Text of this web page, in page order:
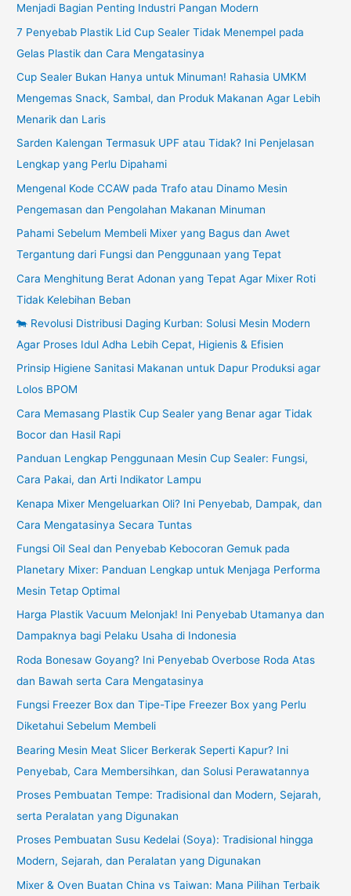
Menjadi Bagian Penting Industri Pangan Modern
7 Penyebab Plastik Lid Cup Sealer Tidak Menempel pada
Gelas Plastik dan Cara Mengatasinya
Cup Sealer Bukan Hanya untuk Minuman! Rahasia UMKM
Mengemas Snack, Sambal, dan Produk Makanan Agar Lebih
Menarik dan Laris
Sarden Kalengan Termasuk UPF atau Tidak? Ini Penjelasan
Lengkap yang Perlu Dipahami
Mengenal Kode CCAW pada Trafo atau Dinamo Mesin
Pengemasan dan Pengolahan Makanan Minuman
Pahami Sebelum Membeli Mixer yang Bagus dan Awet
Tergantung dari Fungsi dan Penggunaan yang Tepat
Cara Menghitung Berat Adonan yang Tepat Agar Mixer Roti
Tidak Kelebihan Beban
🐄 Revolusi Distribusi Daging Kurban: Solusi Mesin Modern
Agar Proses Idul Adha Lebih Cepat, Higienis & Efisien
Prinsip Higiene Sanitasi Makanan untuk Dapur Produksi agar
Lolos BPOM
Cara Memasang Plastik Cup Sealer yang Benar agar Tidak
Bocor dan Hasil Rapi
Panduan Lengkap Penggunaan Mesin Cup Sealer: Fungsi,
Cara Pakai, dan Arti Indikator Lampu
Kenapa Mixer Mengeluarkan Oli? Ini Penyebab, Dampak, dan
Cara Mengatasinya Secara Tuntas
Fungsi Oil Seal dan Penyebab Kebocoran Gemuk pada
Planetary Mixer: Panduan Lengkap untuk Menjaga Performa
Mesin Tetap Optimal
Harga Plastik Vacuum Melonjak! Ini Penyebab Utamanya dan
Dampaknya bagi Pelaku Usaha di Indonesia
Roda Bonesaw Goyang? Ini Penyebab Overbose Roda Atas
dan Bawah serta Cara Mengatasinya
Fungsi Freezer Box dan Tipe-Tipe Freezer Box yang Perlu
Diketahui Sebelum Membeli
Bearing Mesin Meat Slicer Berkerak Seperti Kapur? Ini
Penyebab, Cara Membersihkan, dan Solusi Perawatannya
Proses Pembuatan Tempe: Tradisional dan Modern, Sejarah,
serta Peralatan yang Digunakan
Proses Pembuatan Susu Kedelai (Soya): Tradisional hingga
Modern, Sejarah, dan Peralatan yang Digunakan
Mixer & Oven Buatan China vs Taiwan: Mana Pilihan Terbaik